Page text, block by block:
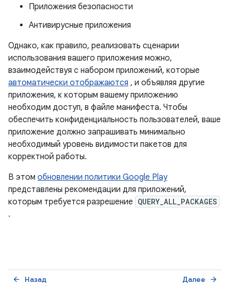
Приложения безопасности
Антивирусные приложения
Однако, как правило, реализовать сценарии
использования вашего приложения можно,
взаимодействуя с набором приложений, которые
автоматически отображаются , и объявляя другие
приложения, к которым вашему приложению
необходим доступ, в файле манифеста. Чтобы
обеспечить конфиденциальность пользователей, ваше
приложение должно запрашивать минимально
необходимый уровень видимости пакетов для
корректной работы.
В этом обновлении политики Google Play
представлены рекомендации для приложений,
которым требуется разрешение QUERY_ALL_PACKAGES
.
Назад
arrow_back Далее arrow_forward